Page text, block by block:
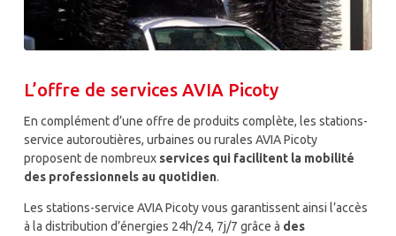
L’offre de services AVIA Picoty
En complément d’une offre de produits complète, les stations-
service autoroutières, urbaines ou rurales AVIA Picoty
proposent de nombreux services qui facilitent la mobilité
des professionnels au quotidien.
Les stations-service AVIA Picoty vous garantissent ainsi l’accès
à la distribution d’énergies 24h/24, 7j/7 grâce à des